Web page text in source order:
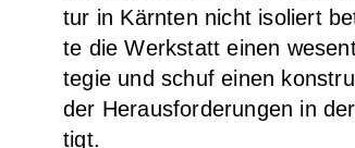
tur in Kärn­ten nicht iso­liert
te die Werk­statt einen
te­gie und schuf einen
der Her­aus­for­de­run­gen in
tigt.